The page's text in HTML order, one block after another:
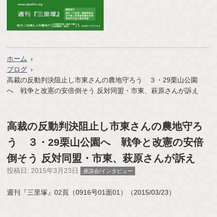
ホーム
ブログ
高裁の反動判決阻止し市東さんの農地守ろう ３・29栗山公園
へ 戦争と改憲の安倍倒そう 反対同盟・市東、萩原さんが訴え
高裁の反動判決阻止し市東さんの農地守ろ
う ３・29栗山公園へ 戦争と改憲の安倍
倒そう 反対同盟・市東、萩原さんが訴え
投稿日: 2015年3月23日 座談会/インタビュー
週刊『三里塚』02頁（0916号01面01）（2015/03/23）